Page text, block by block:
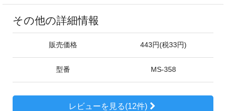
その他の詳細情報
販売価格 443円(税33円)
型番 MS-358
レビューを見る(12件)